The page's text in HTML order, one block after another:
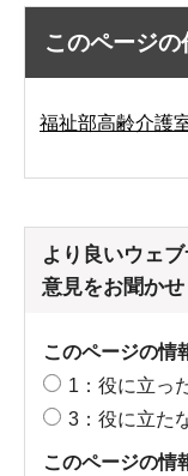
このページの
福祉部高齢介護
より良いウェ
意見をお聞か
このページの情
1：役に立っ
3：役に立た
このページの情